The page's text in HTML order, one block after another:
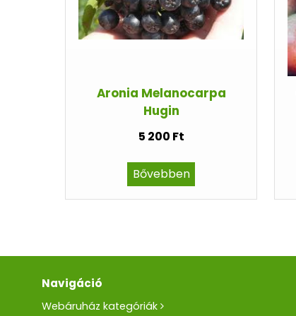
Aronia Melanocarpa
Hugin
5 200 Ft
Bővebben
Navigáció
Webáruház kategóriák